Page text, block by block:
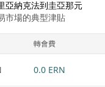
亞納克法到圭亞那元
市場的典型津貼
轉會費
0.0 ERN